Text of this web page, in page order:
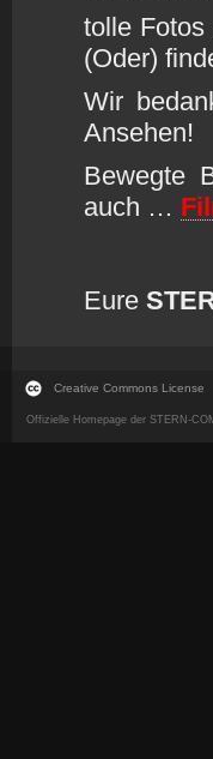
tolle Fotos
(Oder)
Wir
Ansehen!
Bewegte
auch …
Eure
Creative Commons License
Offizielle Homepage der STERN-